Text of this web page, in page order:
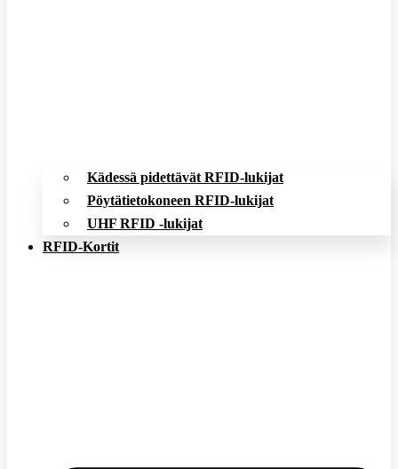
Kädessä pidettävät RFID-lukijat
Pöytätietokoneen RFID-lukijat
UHF RFID -lukijat
RFID-Kortit